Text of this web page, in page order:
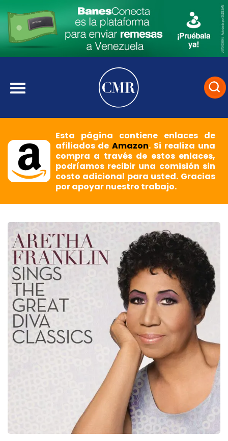
Esta página contiene enlaces de
afiliados deAmazon. Si realiza una
compra a través de estos enlaces,
podríamos recibir una comisión sin
costo adicional para usted. Gracias
por apoyar nuestro trabajo.